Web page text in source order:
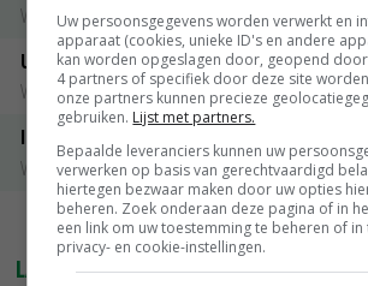
Vleesvarkens
Uitbetaalprijs Van Rooi Meat
Vleesvarkens
ISN prijs Frankrijk
Vleesvarkens
MEER MARKTPRIJZEN
LAATSTE NIEUWS
Uw persoonsgegevens worden verwerkt en
apparaat (cookies, unieke ID's en andere
kan worden opgeslagen door, geopend
4 partners of specifiek door deze site
onze partners kunnen precieze
gebruiken. Lijst met partners.
Bepaalde leveranciers kunnen uw
verwerken op basis van gerechtvaardigd
hiertegen bezwaar maken door uw opties
beheren. Zoek onderaan deze pagina of in
een link om uw toestemming te beheren of in
privacy- en cookie-instellingen.